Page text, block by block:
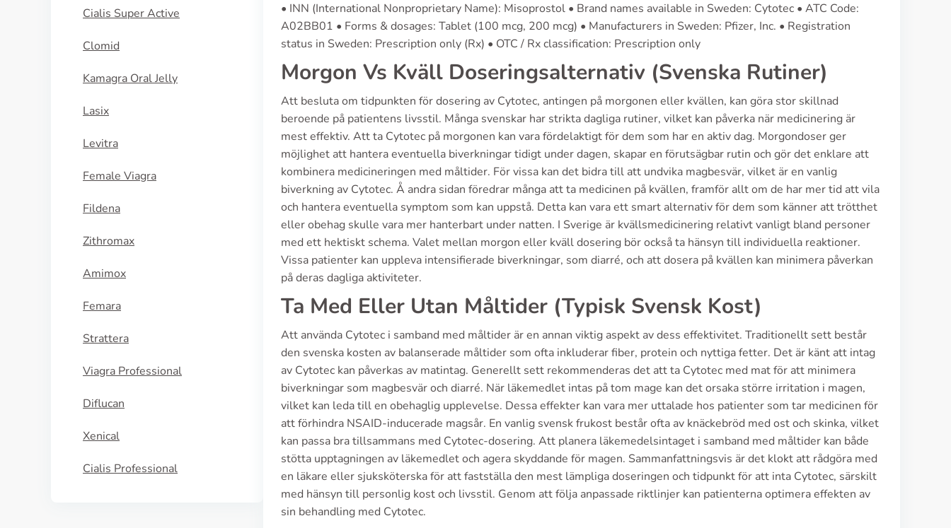
Cialis Super Active
Clomid
Kamagra Oral Jelly
Lasix
Levitra
Female Viagra
Fildena
Zithromax
Amimox
Femara
Strattera
Viagra Professional
Diflucan
Xenical
Cialis Professional
• INN (International Nonproprietary Name): Misoprostol • Brand names available in Sweden: Cytotec • ATC Code:
A02BB01 • Forms & dosages: Tablet (100 mcg, 200 mcg) • Manufacturers in Sweden: Pfizer, Inc. • Registration
status in Sweden: Prescription only (Rx) • OTC / Rx classification: Prescription only
Morgon Vs Kväll Doseringsalternativ (Svenska Rutiner)
Att besluta om tidpunkten för dosering av Cytotec, antingen på morgonen eller kvällen, kan göra stor skillnad
beroende på patientens livsstil. Många svenskar har strikta dagliga rutiner, vilket kan påverka när medicinering är
mest effektiv. Att ta Cytotec på morgonen kan vara fördelaktigt för dem som har en aktiv dag. Morgondoser ger
möjlighet att hantera eventuella biverkningar tidigt under dagen, skapar en förutsägbar rutin och gör det enklare att
kombinera medicineringen med måltider. För vissa kan det bidra till att undvika magbesvär, vilket är en vanlig
biverkning av Cytotec. Å andra sidan föredrar många att ta medicinen på kvällen, framför allt om de har mer tid att vila
och hantera eventuella symptom som kan uppstå. Detta kan vara ett smart alternativ för dem som känner att trötthet
eller obehag skulle vara mer hanterbart under natten. I Sverige är kvällsmedicinering relativt vanligt bland personer
med ett hektiskt schema. Valet mellan morgon eller kväll dosering bör också ta hänsyn till individuella reaktioner.
Vissa patienter kan uppleva intensifierade biverkningar, som diarré, och att dosera på kvällen kan minimera påverkan
på deras dagliga aktiviteter.
Ta Med Eller Utan Måltider (Typisk Svensk Kost)
Att använda Cytotec i samband med måltider är en annan viktig aspekt av dess effektivitet. Traditionellt sett består
den svenska kosten av balanserade måltider som ofta inkluderar fiber, protein och nyttiga fetter. Det är känt att intag
av Cytotec kan påverkas av matintag. Generellt sett rekommenderas det att ta Cytotec med mat för att minimera
biverkningar som magbesvär och diarré. När läkemedlet intas på tom mage kan det orsaka större irritation i magen,
vilket kan leda till en obehaglig upplevelse. Dessa effekter kan vara mer uttalade hos patienter som tar medicinen för
att förhindra NSAID-inducerade magsår. En vanlig svensk frukost består ofta av knäckebröd med ost och skinka, vilket
kan passa bra tillsammans med Cytotec-dosering. Att planera läkemedelsintaget i samband med måltider kan både
stötta upptagningen av läkemedlet och agera skyddande för magen. Sammanfattningsvis är det klokt att rådgöra med
en läkare eller sjuksköterska för att fastställa den mest lämpliga doseringen och tidpunkt för att inta Cytotec, särskilt
med hänsyn till personlig kost och livsstil. Genom att följa anpassade riktlinjer kan patienterna optimera effekten av
sin behandling med Cytotec.